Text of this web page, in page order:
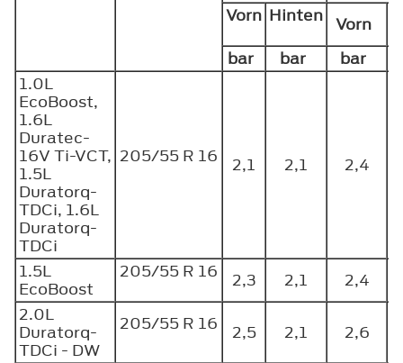
Vorn Hinten Vorn
bar
bar
bar
1.0L
EcoBoost,
1.6L
Duratec-
16V Ti-VCT,
1.5L
Duratorq-
TDCi, 1.6L
Duratorq-
TDCi
205/55 R 16 2,1 2,1 2,4
1.5L
EcoBoost
205/55 R 16 2,3 2,1
2,4
2.0L
Duratorq-
TDCi - DW
205/55 R 16 2,5 2,1
2,6